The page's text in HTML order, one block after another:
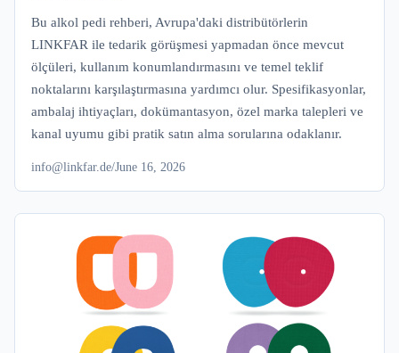
Bu alkol pedi rehberi, Avrupa'daki distribütörlerin
LINKFAR ile tedarik görüşmesi yapmadan önce mevcut
ölçüleri, kullanım konumlandırmasını ve temel teklif
noktalarını karşılaştırmasına yardımcı olur. Spesifikasyonlar,
ambalaj ihtiyaçları, dokümantasyon, özel marka talepleri ve
kanal uyumu gibi pratik satın alma sorularına odaklanır.
info@linkfar.de/June 16, 2026